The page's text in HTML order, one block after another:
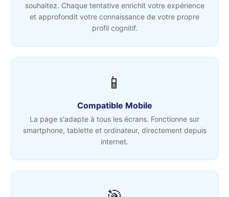
souhaitez. Chaque tentative enrichit votre expérience
et approfondit votre connaissance de votre propre
profil cognitif.
📱
Compatible Mobile
La page s'adapte à tous les écrans. Fonctionne sur
smartphone, tablette et ordinateur, directement depuis
internet.